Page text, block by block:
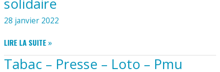
L’OPÉRA
BOUFFE
solidaire
28 janvier 2022
BOUTIK’
FRIPERIE
ASSOCIATIVE
LIRE LA SUITE »
Tabac – Presse – Loto – Pmu